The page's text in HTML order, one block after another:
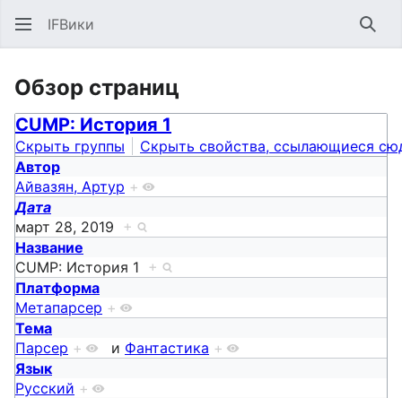
IFВики
Обзор страниц
CUMP: История 1
Скрыть группы
Скрыть свойства, ссылающиеся
Автор
Айвазян, Артур +
Дата
март 28, 2019 +
Название
CUMP: История 1 +
Платформа
Метапарсер +
Тема
Парсер + и Фантастика +
Язык
Русский +